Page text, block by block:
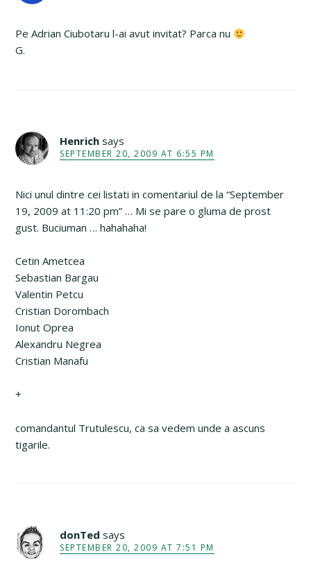
Pe Adrian Ciubotaru l-ai avut invitat? Parca nu
G.
Henrich says
SEPTEMBER 20, 2009 AT 6:55 PM
Nici unul dintre cei listati in comentariul de la “September
19, 2009 at 11:20 pm” … Mi se pare o gluma de prost
gust. Buciuman … hahahaha!
Cetin Ametcea
Sebastian Bargau
Valentin Petcu
Cristian Dorombach
Ionut Oprea
Alexandru Negrea
Cristian Manafu
+
comandantul Trutulescu, ca sa vedem unde a ascuns
tigarile.
donTed says
SEPTEMBER 20, 2009 AT 7:51 PM